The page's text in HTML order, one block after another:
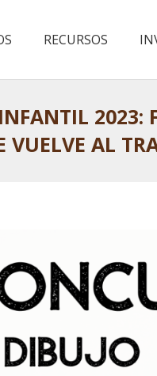
RECURSOS
2023:
AL